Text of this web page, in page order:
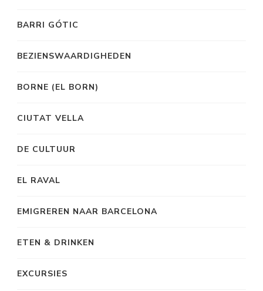
BARRI GÓTIC
BEZIENSWAARDIGHEDEN
BORNE (EL BORN)
CIUTAT VELLA
DE CULTUUR
EL RAVAL
EMIGREREN NAAR BARCELONA
ETEN & DRINKEN
EXCURSIES